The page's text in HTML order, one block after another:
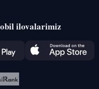
ilovalarimiz